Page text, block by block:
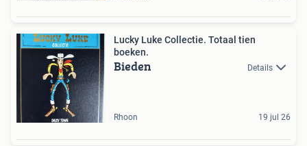
Lucky Luke Collectie. Totaal tien
boeken.
Bieden Details
Rhoon 19 jul 26